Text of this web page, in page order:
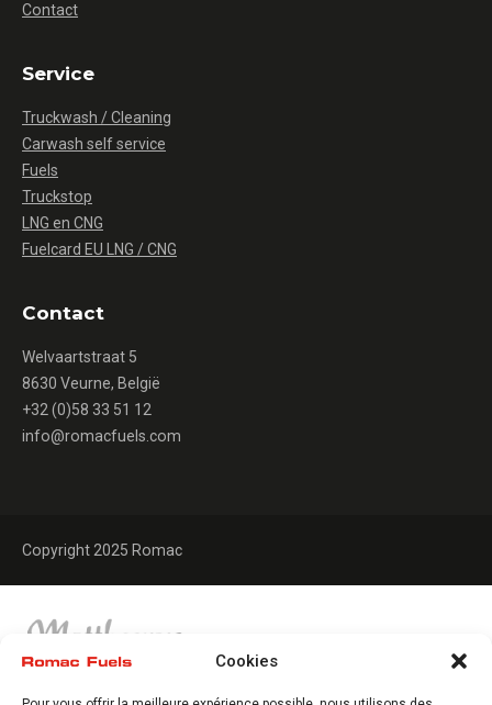
Cookies
Contact
Service
Truckwash / Cleaning
Carwash self service
Fuels
Truckstop
LNG en CNG
Fuelcard EU LNG / CNG
Contact
Welvaartstraat 5
8630 Veurne, België
+32 (0)58 33 51 12
info@romacfuels.com
Copyright 2025 Romac